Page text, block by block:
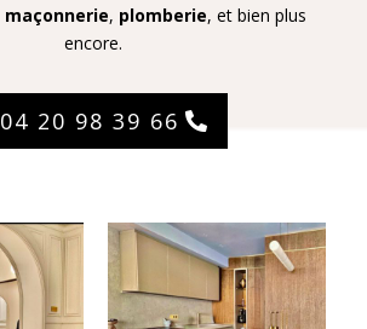
maçonnerie, plomberie, et bien plus
encore.
04 20 98 39 66